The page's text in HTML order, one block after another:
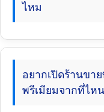
ไหม
อยากเปิดร้านขา
พรีเมียมจากที่ไหน